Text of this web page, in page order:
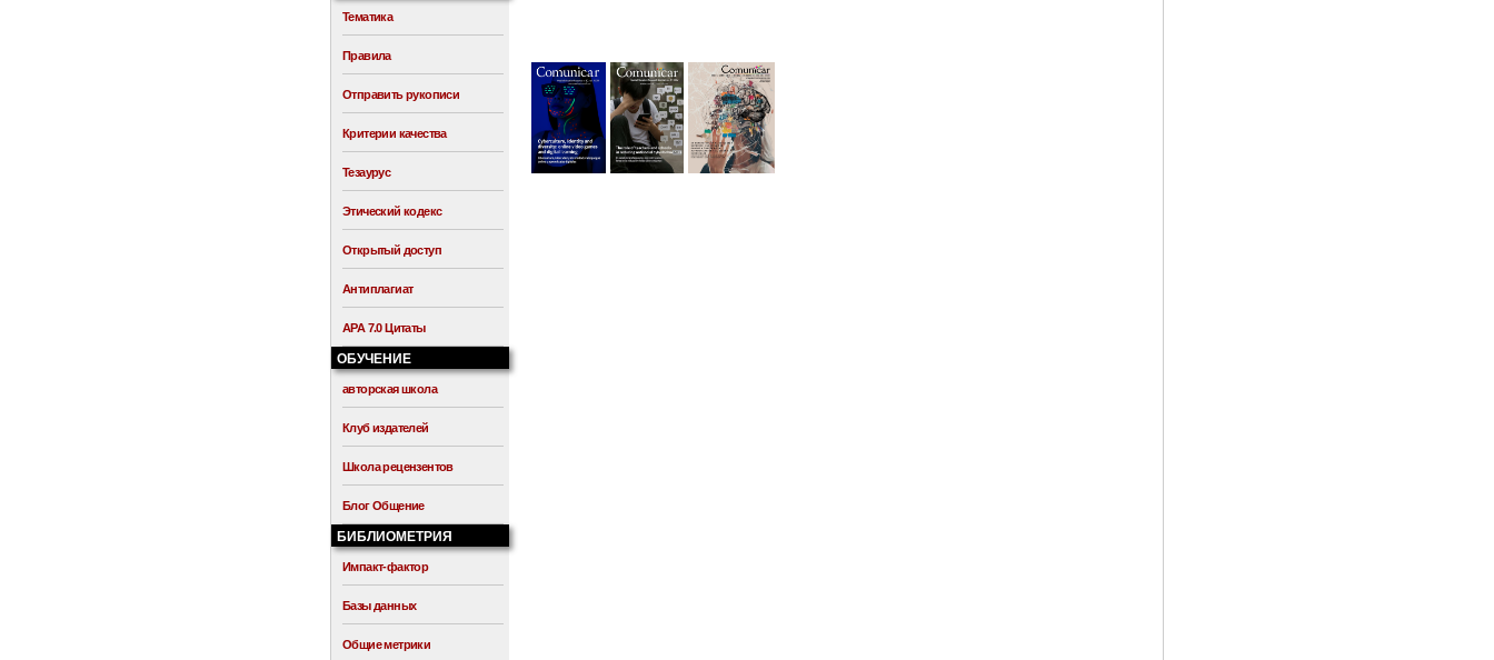
Тематика
Правила
Отправить рукописи
Критерии качества
Тезаурус
Этический кодекс
Открытый доступ
Антиплагиат
APA 7.0 Цитаты
ОБУЧЕНИЕ
авторская школа
Клуб издателей
Школа рецензентов
Блог Общение
БИБЛИОМЕТРИЯ
Импакт-фактор
Базы данных
Общие метрики